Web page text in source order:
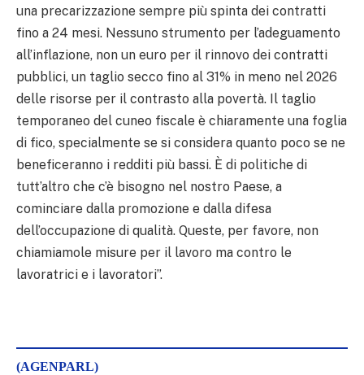
una precarizzazione sempre più spinta dei contratti
fino a 24 mesi. Nessuno strumento per l’adeguamento
all’inflazione, non un euro per il rinnovo dei contratti
pubblici, un taglio secco fino al 31% in meno nel 2026
delle risorse per il contrasto alla povertà. Il taglio
temporaneo del cuneo fiscale è chiaramente una foglia
di fico, specialmente se si considera quanto poco se ne
beneficeranno i redditi più bassi. È di politiche di
tutt’altro che c’è bisogno nel nostro Paese, a
cominciare dalla promozione e dalla difesa
dell’occupazione di qualità. Queste, per favore, non
chiamiamole misure per il lavoro ma contro le
lavoratrici e i lavoratori”.
(AGENPARL)